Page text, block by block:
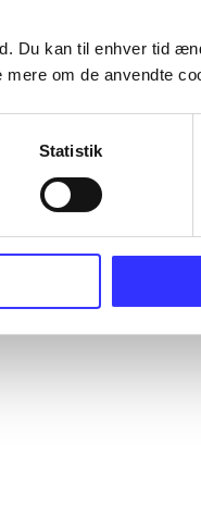
Du kan til enhver tid
om de anvendte
Statistik